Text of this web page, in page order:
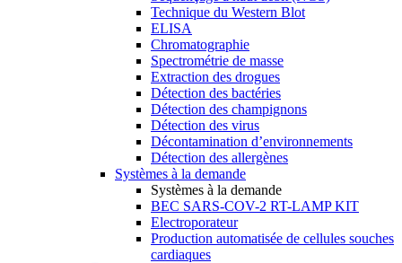
Technique du Western Blot
ELISA
Chromatographie
Spectrométrie de masse
Extraction des drogues
Détection des bactéries
Détection des champignons
Détection des virus
Décontamination d’environnements
Détection des allergènes
Systèmes à la demande
Systèmes à la demande
BEC SARS-COV-2 RT-LAMP KIT
Electroporateur
Production automatisée de cellules souches
cardiaques